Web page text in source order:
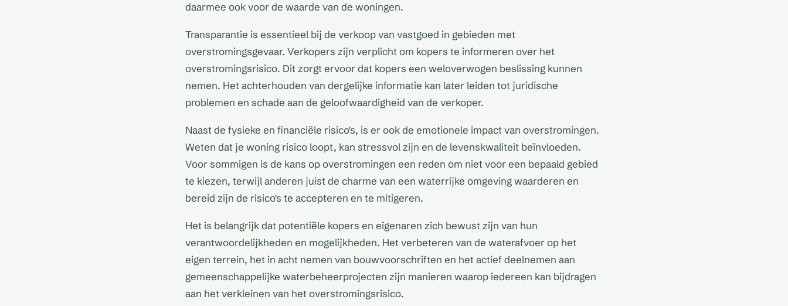
daarmee ook voor de waarde van de woningen.
Transparantie is essentieel bij de verkoop van vastgoed in gebieden met
overstromingsgevaar. Verkopers zijn verplicht om kopers te informeren over het
overstromingsrisico. Dit zorgt ervoor dat kopers een weloverwogen beslissing kunnen
nemen. Het achterhouden van dergelijke informatie kan later leiden tot juridische
problemen en schade aan de geloofwaardigheid van de verkoper.
Naast de fysieke en financiële risico's, is er ook de emotionele impact van overstromingen.
Weten dat je woning risico loopt, kan stressvol zijn en de levenskwaliteit beïnvloeden.
Voor sommigen is de kans op overstromingen een reden om niet voor een bepaald gebied
te kiezen, terwijl anderen juist de charme van een waterrijke omgeving waarderen en
bereid zijn de risico's te accepteren en te mitigeren.
Het is belangrijk dat potentiële kopers en eigenaren zich bewust zijn van hun
verantwoordelijkheden en mogelijkheden. Het verbeteren van de waterafvoer op het
eigen terrein, het in acht nemen van bouwvoorschriften en het actief deelnemen aan
gemeenschappelijke waterbeheerprojecten zijn manieren waarop iedereen kan bijdragen
aan het verkleinen van het overstromingsrisico.